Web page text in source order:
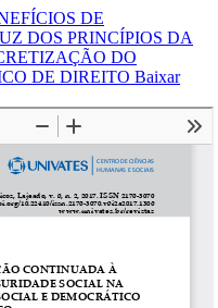
DE
DOS PRINCÍPIOS DA
DO
DE DIREITO Baixar